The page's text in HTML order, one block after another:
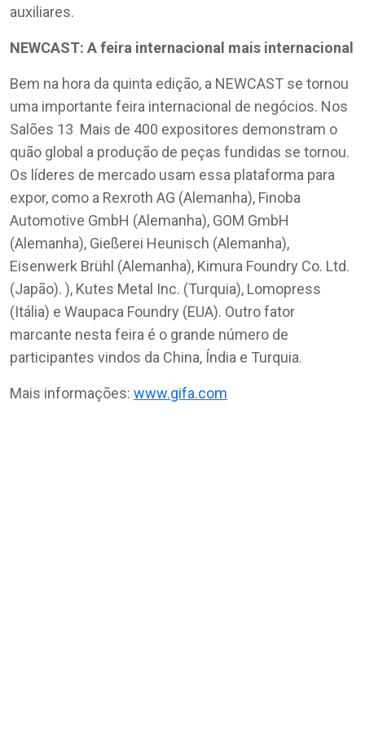
auxiliares.
NEWCAST: A feira internacional mais internacional
Bem na hora da quinta edição, a NEWCAST se tornou
uma importante feira internacional de negócios. Nos
Salões 13 Mais de 400 expositores demonstram o
quão global a produção de peças fundidas se tornou.
Os líderes de mercado usam essa plataforma para
expor, como a Rexroth AG (Alemanha), Finoba
Automotive GmbH (Alemanha), GOM GmbH
(Alemanha), Gießerei Heunisch (Alemanha),
Eisenwerk Brühl (Alemanha), Kimura Foundry Co. Ltd.
(Japão). ), Kutes Metal Inc. (Turquia), Lomopress
(Itália) e Waupaca Foundry (EUA). Outro fator
marcante nesta feira é o grande número de
participantes vindos da China, Índia e Turquia.
Mais informações: www.gifa.com